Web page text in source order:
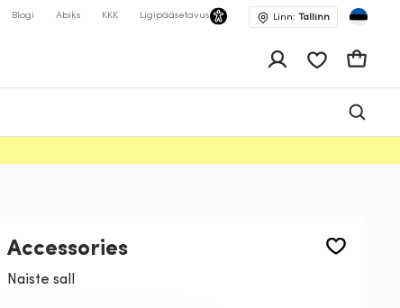
Blogi Abiks KKK Ligipääsetavus Linn: Tallinn
Accessories
Naiste sall